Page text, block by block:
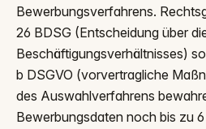
Bewerbungsverfahrens.
26 BDSG (Entscheidung über
Beschäftigungsverhältnisses)
b DSGVO (vorvertragliche
des Auswahlverfahrens
Bewerbungsdaten noch bis zu